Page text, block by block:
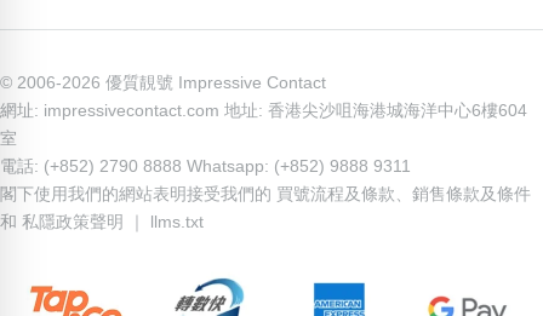
© 2006-2026 優質靚號 Impressive Contact
網址: impressivecontact.com 地址: 香港尖沙咀海港城海洋中心6樓604
室
電話: (+852) 2790 8888 Whatsapp: (+852) 9888 9311
閣下使用我們的網站表明接受我們的 買號流程及條款
銷售條款及條件
和 私隱政策聲明 llms.txt